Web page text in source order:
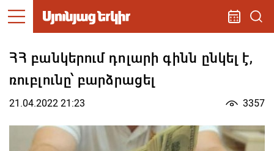
ՀՀ բանկերում դոլարի գինն ընկել է,
ռուբլունը՝ բարձրացել
21.04.2022 21:23 3357